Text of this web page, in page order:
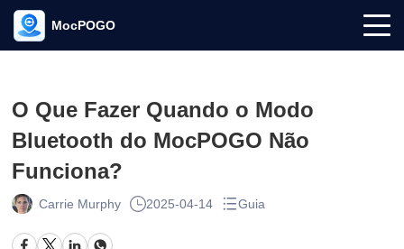
MocPOGO
O Que Fazer Quando o Modo
Bluetooth do MocPOGO Não
Funciona?
Carrie Murphy 2025-04-14 Guia